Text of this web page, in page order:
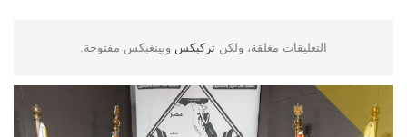
التعليقات مغلقة، ولكن تركبكس وبينغبكس مفتوحة.